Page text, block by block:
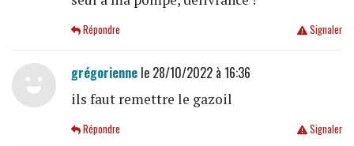
Signaler
Répondre
grégoriennele 28/10/2022 à 16:36
ils faut remettre le gazoil
Signaler
Répondre